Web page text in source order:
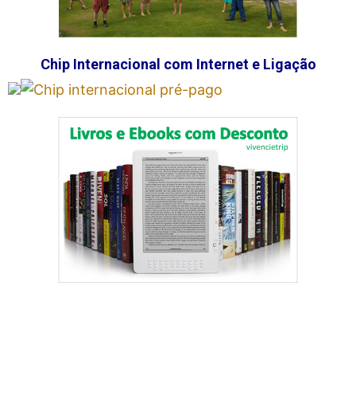
Chip Internacional com Internet e Ligação